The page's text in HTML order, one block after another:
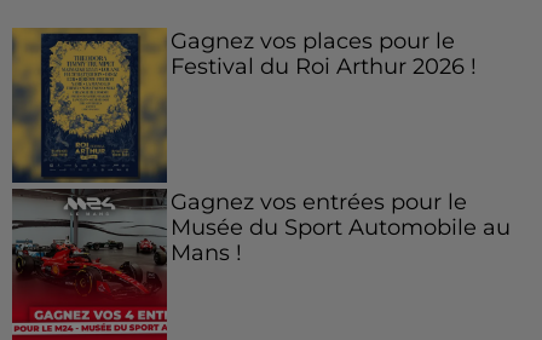
Gagnez vos places pour le
Festival du Roi Arthur 2026 !
Gagnez vos entrées pour le
Musée du Sport Automobile au
Mans !